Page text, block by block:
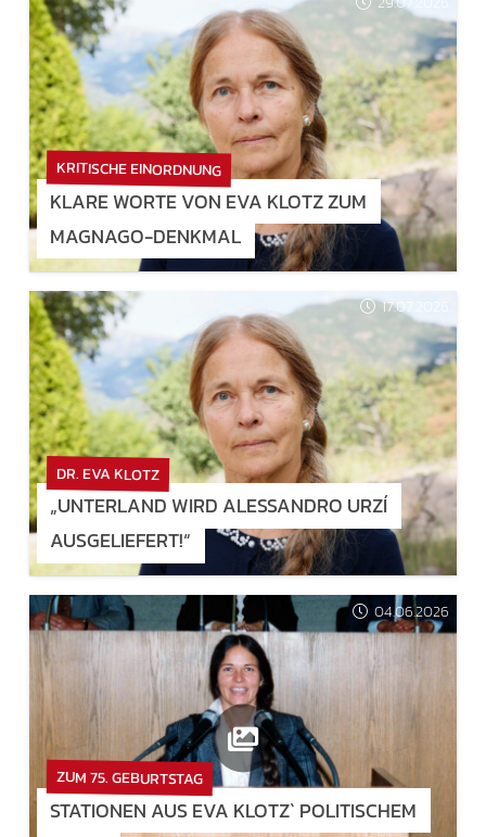
KRITISCHE EINORDNUNG
KLARE WORTE VON EVA KLOTZ ZUM
MAGNAGO-DENKMAL
17.07.2026
DR. EVA KLOTZ
„UNTERLAND WIRD ALESSANDRO URZÍ
AUSGELIEFERT!“
04.06.2026
ZUM 75. GEBURTSTAG
STATIONEN AUS EVA KLOTZ` POLITISCHEM